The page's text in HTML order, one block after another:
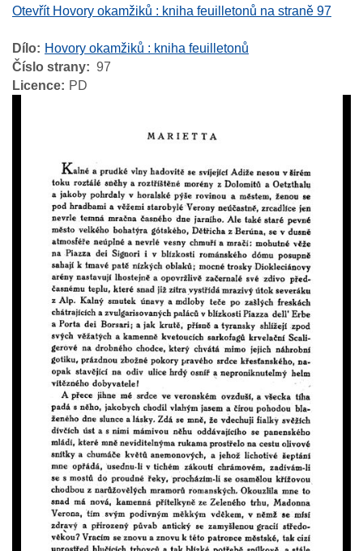
Otevřít Hovory okamžiků : kniha feuilletonů na straně 97
Dílo
Hovory okamžiků : kniha feuilletonů
Číslo strany
97
Licence
PD